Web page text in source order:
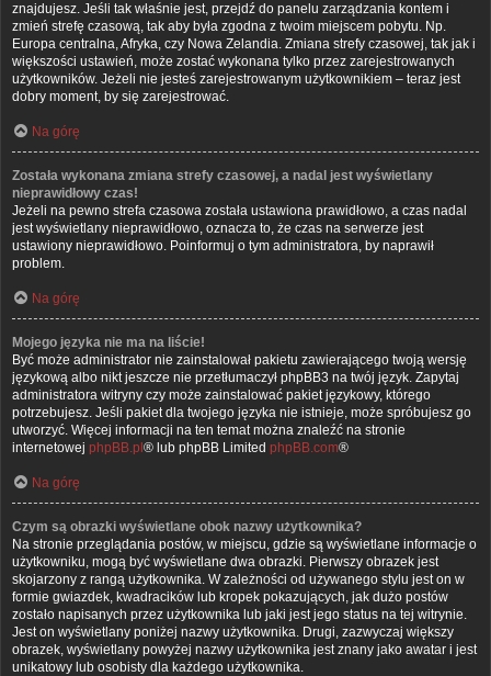
znajdujesz. Jeśli tak właśnie jest, przejdź do panelu zarządzania kontem i
zmień strefę czasową, tak aby była zgodna z twoim miejscem pobytu. Np.
Europa centralna, Afryka, czy Nowa Zelandia. Zmiana strefy czasowej, tak jak i
większości ustawień, może zostać wykonana tylko przez zarejestrowanych
użytkowników. Jeżeli nie jesteś zarejestrowanym użytkownikiem – teraz jest
dobry moment, by się zarejestrować.
Na górę
Została wykonana zmiana strefy czasowej, a nadal jest wyświetlany
nieprawidłowy czas!
Jeżeli na pewno strefa czasowa została ustawiona prawidłowo, a czas nadal
jest wyświetlany nieprawidłowo, oznacza to, że czas na serwerze jest
ustawiony nieprawidłowo. Poinformuj o tym administratora, by naprawił
problem.
Na górę
Mojego języka nie ma na liście!
Być może administrator nie zainstalował pakietu zawierającego twoją wersję
językową albo nikt jeszcze nie przetłumaczył phpBB3 na twój język. Zapytaj
administratora witryny czy może zainstalować pakiet językowy, którego
potrzebujesz. Jeśli pakiet dla twojego języka nie istnieje, może spróbujesz go
utworzyć. Więcej informacji na ten temat można znaleźć na stronie
internetowej phpBB.pl ® lub phpBB Limited phpBB.com®
Na górę
Czym są obrazki wyświetlane obok nazwy użytkownika?
Na stronie przeglądania postów, w miejscu, gdzie są wyświetlane informacje o
użytkowniku, mogą być wyświetlane dwa obrazki. Pierwszy obrazek jest
skojarzony z rangą użytkownika. W zależności od używanego stylu jest on w
formie gwiazdek, kwadracików lub kropek pokazujących, jak dużo postów
zostało napisanych przez użytkownika lub jaki jest jego status na tej witrynie.
Jest on wyświetlany poniżej nazwy użytkownika. Drugi, zazwyczaj większy
obrazek, wyświetlany powyżej nazwy użytkownika jest znany jako awatar i jest
unikatowy lub osobisty dla każdego użytkownika.